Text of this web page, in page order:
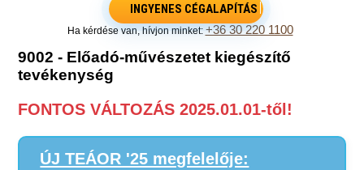
INGYENES CÉGALAPÍTÁS
Ha kérdése van, hívjon minket:+36 30 220 1100
9002 - Előadó-művészetet kiegészítő
tevékenység
FONTOS VÁLTOZÁS 2025.01.01-től!
ÚJ TEÁOR '25 megfelelője: